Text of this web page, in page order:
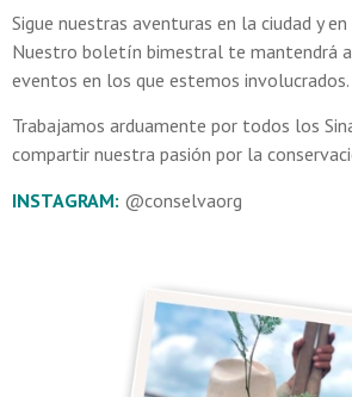
Sigue nuestras aventuras en la ciudad y
Nuestro boletín bimestral te mantendrá
eventos en los que estemos involucrados.
Trabajamos arduamente por todos los
compartir nuestra pasión por la
INSTAGRAM: @conselvaorg